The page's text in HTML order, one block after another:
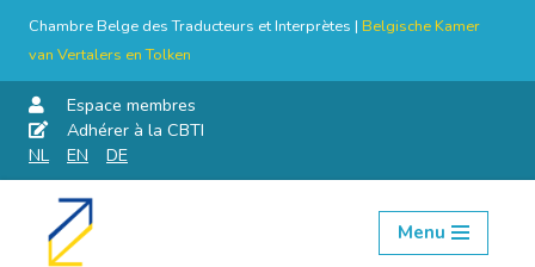
Chambre Belge des Traducteurs et Interprètes | Belgische Kamer
van Vertalers en Tolken
Espace membres
Adhérer à la CBTI
NL
EN DE
Aller
Menu